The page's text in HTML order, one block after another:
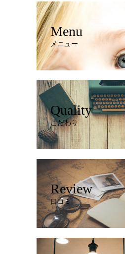
Menu
メニュー
Quality
こだわり
Review
口コミ